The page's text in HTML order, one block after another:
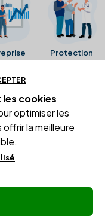
Protection
de la fiche Google
ni été collectés ni
les cookies
optimiser les
la meilleure